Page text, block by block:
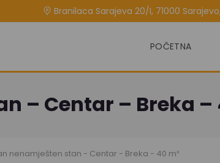
Branilaca Sarajeva 20/I, 71000
POČETNA
– Centar – Breka –
nenamješten stan - Centar - Breka - 40 m²